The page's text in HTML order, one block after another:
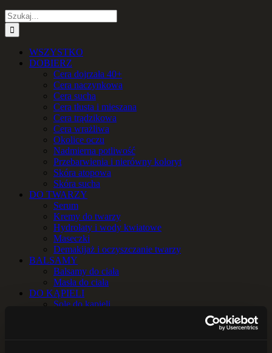
Szukaj
WSZYSTKO
DOBIERZ
Cera dojrzała 40+
Cera naczynkowa
Cera sucha
Cera tłusta i mieszana
Cera trądzikowa
Cera wrażliwa
Okolice oczu
Nadmierna potliwość
Przebarwienia i nierówny koloryt
Skóra atopowa
Skóra sucha
DO TWARZY
Serum
Kremy do twarzy
Hydrolaty i wody kwiatowe
Maseczki
Demakijaż i oczyszczanie twarzy
BALSAMY
Balsamy do ciała
Masła do ciała
DO KĄPIELI
Sole do kąpieli